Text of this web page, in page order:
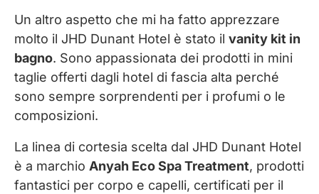
Un altro aspetto che mi ha fatto apprezzare
molto il JHD Dunant Hotel è stato il vanity kit in
bagno. Sono appassionata dei prodotti in mini
taglie offerti dagli hotel di fascia alta perché
sono sempre sorprendenti per i profumi o le
composizioni.
La linea di cortesia scelta dal JHD Dunant Hotel
è a marchio Anyah Eco Spa Treatment, prodotti
fantastici per corpo e capelli, certificati per il